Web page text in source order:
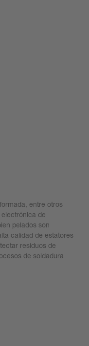
entre otros
de
pelados son
calidad de estatores
residuos de
de soldadura